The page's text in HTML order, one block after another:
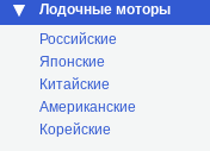
Лодочные моторы
Российские
Японские
Китайские
Американские
Корейские